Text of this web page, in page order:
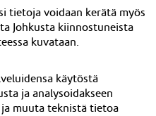
tietoja voidaan kerätä myös
Johkusta kiinnostuneista
kuvataan.
käytöstä
ja analysoidakseen
muuta teknistä tietoa